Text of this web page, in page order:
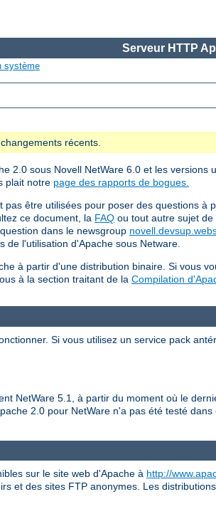
Serveur HTTP
système
récents.
2.0 sous Novell NetWare 6.0 et les versions
plait notre page des rapports de bogues.
être utilisées pour poser des questions à
ce document, la FAQ ou tout autre sujet
dans le newsgroup
de l'utilisation d'Apache sous Netware.
à partir d'une distribution binaire. Si vous
à la section traitant de la Compilation
Si vous utilisez un service pack
NetWare 5.1, à partir du moment où le
2.0 pour NetWare n'a pas été testé
sur le site web d'Apache à http://
et des sites FTP anonymes. Les